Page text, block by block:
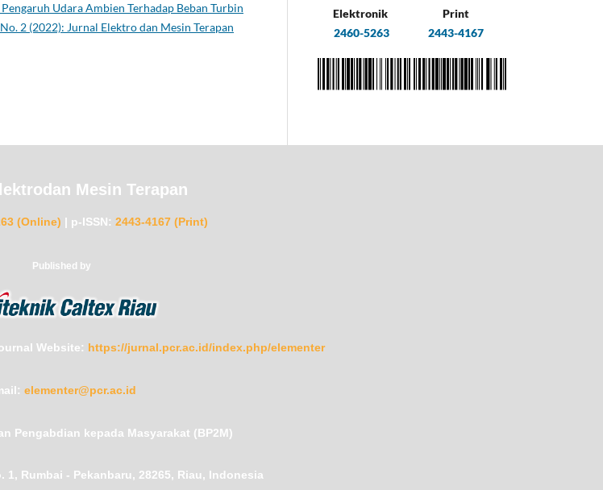
Udara Ambien Terhadap Beban Turbin
2 (2022): Jurnal Elektro dan Mesin Terapan
Elektronik
2460-5263
Print
2443-4167
Mesin Terapan
(Online) | p-ISSN: 2443-4167 (Print)
Published by
Website: https://jurnal.pcr.ac.id/index.php/elementer
elementer@pcr.ac.id
Pengabdian kepada Masyarakat (BP2M)
1, Rumbai - Pekanbaru, 28265, Riau, Indonesia